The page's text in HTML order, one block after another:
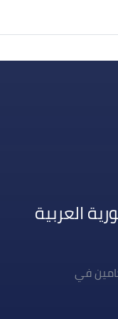
العربية
في